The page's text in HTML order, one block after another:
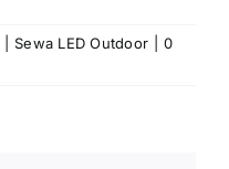
Sewa LED Outdoor
0